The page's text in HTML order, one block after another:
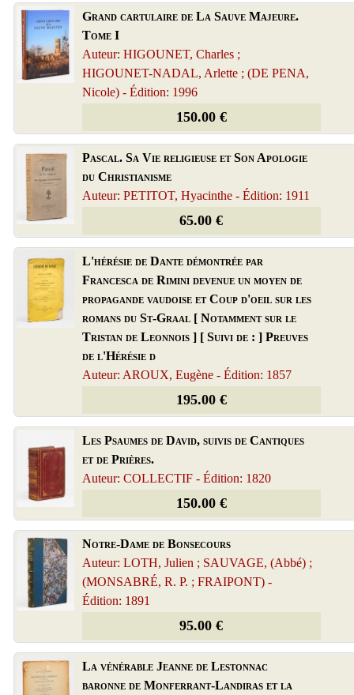
Grand cartulaire de La Sauve Majeure.
Tome I
Auteur: HIGOUNET, Charles ;
HIGOUNET-NADAL, Arlette ; (DE PENA,
Nicole) - Édition: 1996
150.00 €
Pascal. Sa Vie religieuse et Son Apologie
du Christianisme
Auteur: PETITOT, Hyacinthe - Édition: 1911
65.00 €
L'hérésie de Dante démontrée par
Francesca de Rimini devenue un moyen de
propagande vaudoise et Coup d'oeil sur les
romans du St-Graal [ Notamment sur le
Tristan de Leonnois ] [ Suivi de : ] Preuves
de l'Hérésie d
Auteur: AROUX, Eugène - Édition: 1857
195.00 €
Les Psaumes de David, suivis de Cantiques
et de Prières.
Auteur: COLLECTIF - Édition: 1820
150.00 €
Notre-Dame de Bonsecours
Auteur: LOTH, Julien ; SAUVAGE, (Abbé) ;
(MONSABRÉ, R. P. ; FRAIPONT) -
Édition: 1891
95.00 €
La vénérable Jeanne de Lestonnac
baronne de Monferrant-Landiras et la